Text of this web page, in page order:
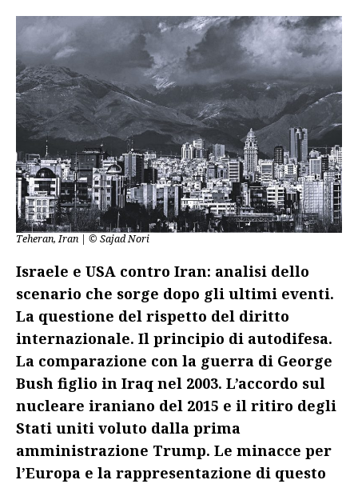
Teheran, Iran | © Sajad Nori
Israele e USA contro Iran: analisi dello
scenario che sorge dopo gli ultimi eventi.
La questione del rispetto del diritto
internazionale. Il principio di autodifesa.
La comparazione con la guerra di George
Bush figlio in Iraq nel 2003. L’accordo sul
nucleare iraniano del 2015 e il ritiro degli
Stati uniti voluto dalla prima
amministrazione Trump. Le minacce per
l’Europa e la rappresentazione di questo